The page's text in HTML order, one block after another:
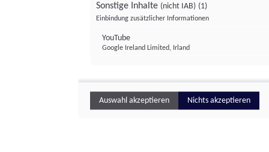
Sonstige Inhalte (nicht IAB) (1)
Einbindung zusätzlicher Informationen
YouTube
Google Ireland Limited, Irland
Auswahl akzeptieren Nichts akzeptieren